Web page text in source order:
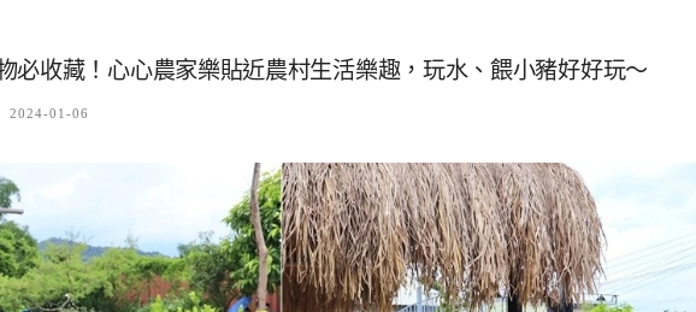
必收藏！心心農家樂貼近農村生活樂趣，玩水、餵小豬好好玩～
2024-01-06